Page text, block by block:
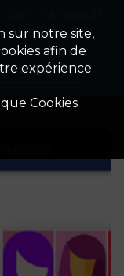
sur notre site,
afin de
expérience
Cookies